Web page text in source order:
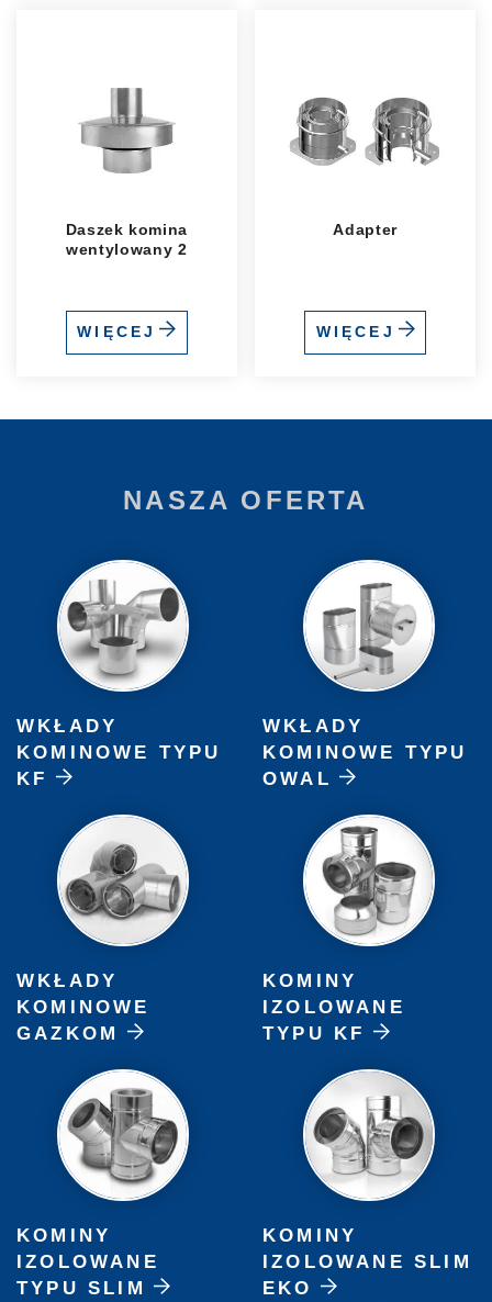
Daszek komina
wentylowany 2
WIĘCEJ
Adapter
WIĘCEJ
NASZA OFERTA
WKŁADY
KOMINOWE TYPU
KF
WKŁADY
KOMINOWE TYPU
OWAL
WKŁADY
KOMINOWE
GAZKOM
KOMINY
IZOLOWANE
TYPU KF
KOMINY
IZOLOWANE
TYPU SLIM
KOMINY
IZOLOWANE SLIM
EKO